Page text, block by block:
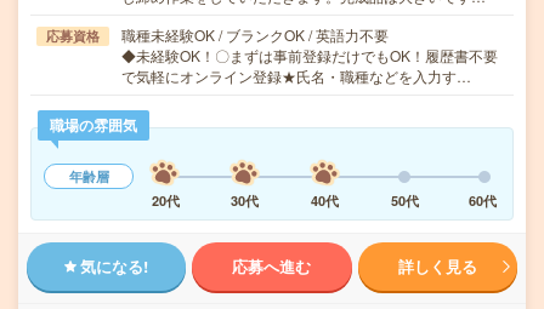
応募資格
職種未経験OK / ブランクOK / 英語力不要
◆未経験OK！〇まずは事前登録だけでもOK！履歴書不要
で気軽にオンライン登録★氏名・職種などを入力す…
職場の雰囲気
年齢層
20代
30代 40代 50代 60代
気になる! 応募へ進む 詳しく見る